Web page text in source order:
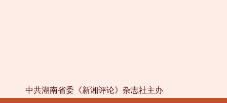
中共湖南省委《新湘评论》杂志社主办